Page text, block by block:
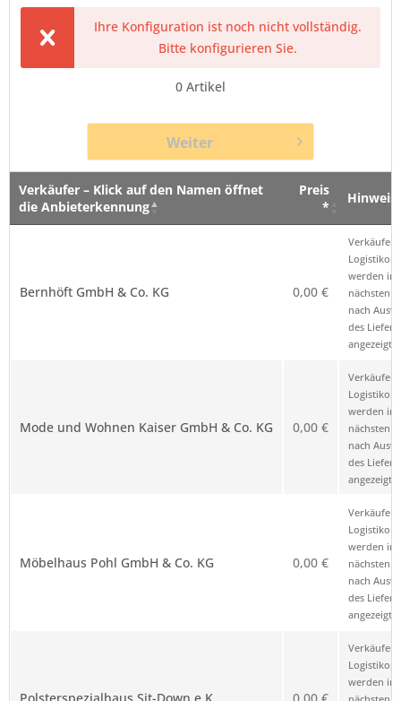
Ihre Konfiguration ist noch nicht vollständig.
Bitte konfigurieren Sie.
0 Artikel
Weiter
Verkäufer – Klick auf den Namen öffnet
die Anbieterkennung
Preis
*
Hinweis
Bernhöft GmbH & Co. KG 0,00 €
Verkäufer
werden im
nächsten
nach
des
angezeigt.
Mode und Wohnen Kaiser GmbH & Co. KG 0,00 €
Verkäufer
werden im
nächsten
nach
des
angezeigt.
Möbelhaus Pohl GmbH & Co. KG 0,00 €
Verkäufer
werden im
nächsten
nach
des
angezeigt.
Verkäufer
werden im